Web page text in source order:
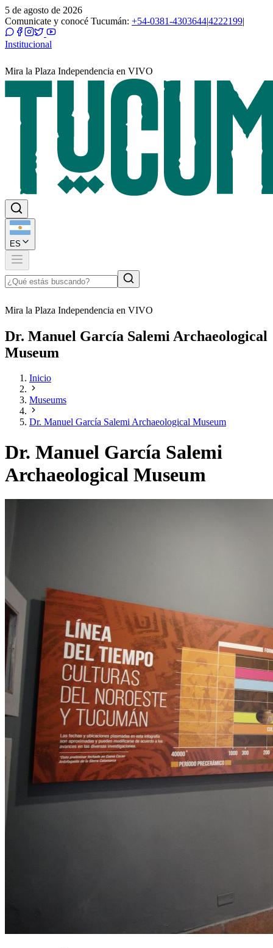
5 de agosto de 2026
Comunicate y conocé Tucumán: +54-0381-4303644|4222199|
Institucional
Mira la Plaza Independencia en VIVO
ES
Mira la Plaza Independencia en VIVO
Dr. Manuel García Salemi Archaeological
Museum
Inicio
Museums
Dr. Manuel García Salemi Archaeological Museum
Dr. Manuel García Salemi
Archaeological Museum